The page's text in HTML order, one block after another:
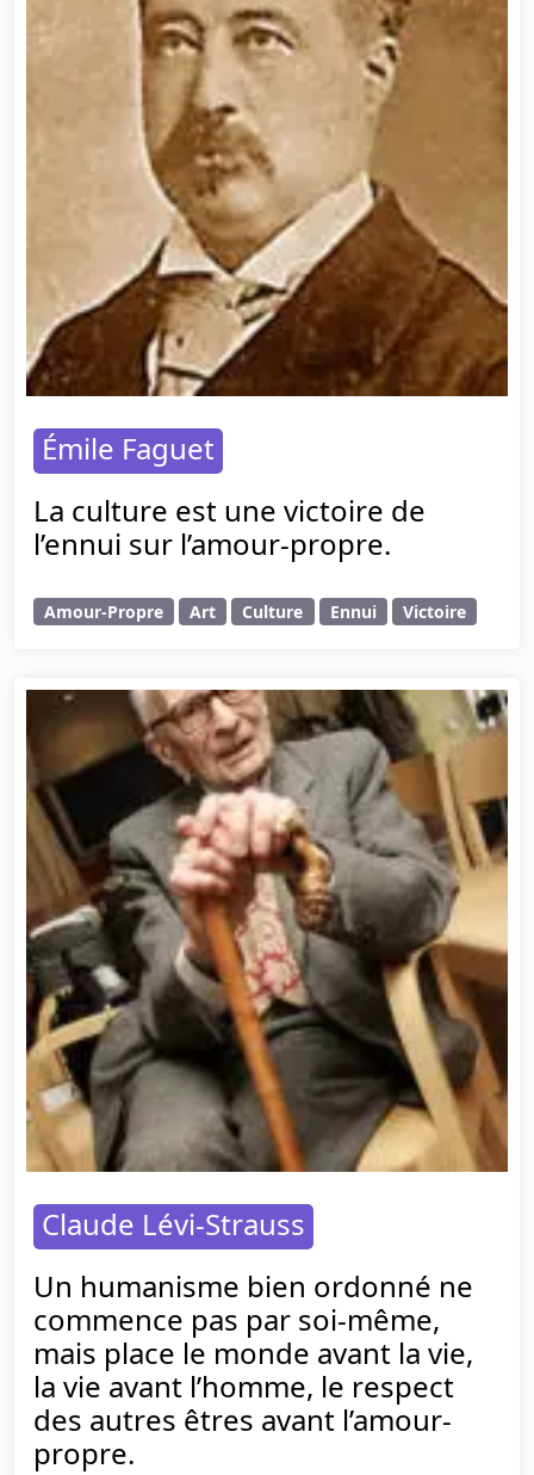
Émile Faguet
La culture est une victoire de
l’ennui sur l’amour-propre.
Amour-Propre Art Culture Ennui Victoire
Claude Lévi-Strauss
Un humanisme bien ordonné ne
commence pas par soi-même,
mais place le monde avant la vie,
la vie avant l’homme, le respect
des autres êtres avant l’amour-
propre.